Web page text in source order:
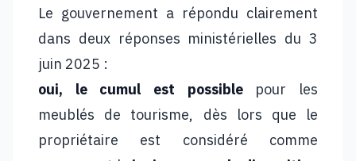
Le gouvernement a répondu clairement
dans deux réponses ministérielles du 3
juin 2025 :
oui, le cumul est possiblepour les
meublés de tourisme, dès lors que le
propriétaire est considéré comme